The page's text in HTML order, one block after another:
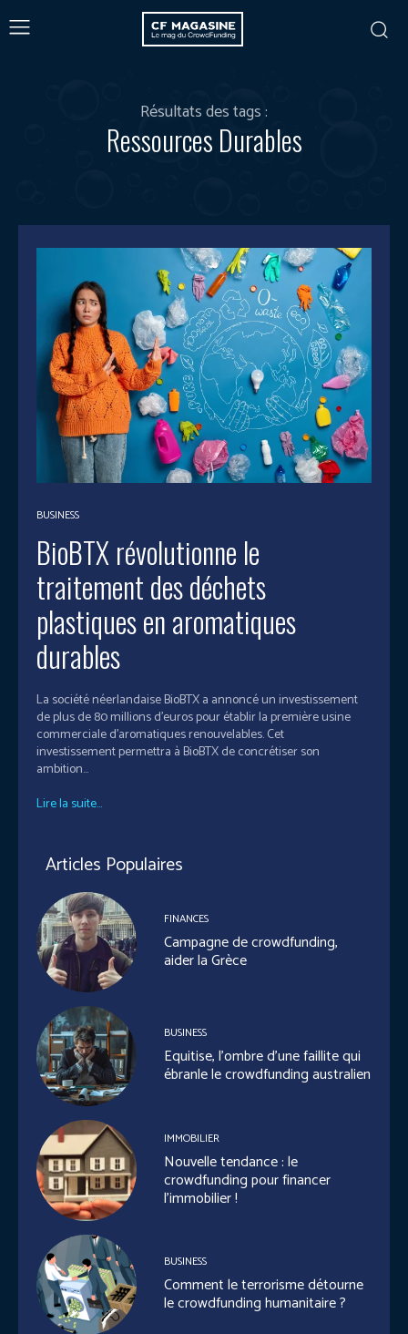
Résultats des tags :
Ressources Durables
BUSINESS
BioBTX révolutionne le
traitement des déchets
plastiques en aromatiques
durables
La société néerlandaise BioBTX a annoncé un investissement
de plus de 80 millions d'euros pour établir la première usine
commerciale d'aromatiques renouvelables. Cet
investissement permettra à BioBTX de concrétiser son
ambition...
Lire la suite...
Articles Populaires
FINANCES
Campagne de crowdfunding,
aider la Grèce
BUSINESS
Equitise, l’ombre d’une faillite qui
ébranle le crowdfunding australien
IMMOBILIER
Nouvelle tendance : le
crowdfunding pour financer
l’immobilier !
BUSINESS
Comment le terrorisme détourne
le crowdfunding humanitaire ?